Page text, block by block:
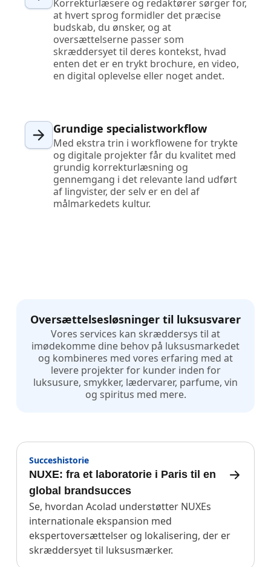
Korrekturlæsere og redaktører sørger for,
at hvert sprog formidler det præcise
budskab, du ønsker, og at
oversættelserne passer som
skræddersyet til deres kontekst, hvad
enten det er en trykt brochure, en video,
en digital oplevelse eller noget andet.
Grundige specialistworkflow
Med ekstra trin i workflowene for trykte
og digitale projekter får du kvalitet med
grundig korrekturlæsning og
gennemgang i det relevante land udført
af lingvister, der selv er en del af
målmarkedets kultur.
Oversættelsesløsninger til luksusvarer
Vores services kan skræddersys til at
imødekomme dine behov på luksusmarkedet
og kombineres med vores erfaring med at
levere projekter for kunder inden for
luksusure, smykker, lædervarer, parfume, vin
og spiritus med mere.
Succeshistorie
NUXE: fra et laboratorie i Paris til en
global brandsucces
Se, hvordan Acolad understøtter NUXEs
internationale ekspansion med
ekspertoversættelser og lokalisering, der er
skræddersyet til luksusmærker.